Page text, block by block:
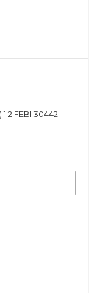
FEBI 30442